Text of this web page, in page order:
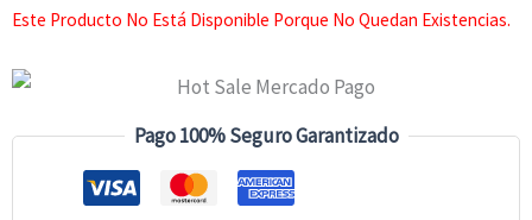
Este Producto No Está Disponible Porque No Quedan Existencias.
Pago 100% Seguro Garantizado